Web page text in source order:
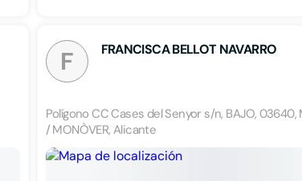
F FRANCISCA BELLOT NAVARRO
Polígono CC Cases del Senyor s/n, BAJO, 03640,
/ MONÒVER, Alicante